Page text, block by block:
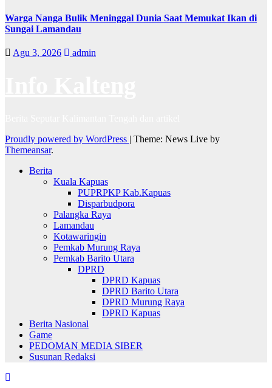
Warga Nanga Bulik Meninggal Dunia Saat Memukat Ikan di
Sungai Lamandau
Agu 3, 2026 admin
Proudly powered by WordPress | Theme: News Live by
Themeansar.
Berita
Kuala Kapuas
PUPRPKP Kab.Kapuas
Disparbudpora
Palangka Raya
Lamandau
Kotawaringin
Pemkab Murung Raya
Pemkab Barito Utara
DPRD
DPRD Kapuas
DPRD Barito Utara
DPRD Murung Raya
DPRD Kapuas
Berita Nasional
Game
PEDOMAN MEDIA SIBER
Susunan Redaksi